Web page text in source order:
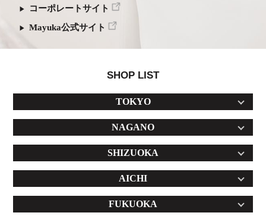
コーポレートサイト
Mayuka公式サイト
SHOP LIST
TOKYO
NAGANO
SHIZUOKA
AICHI
FUKUOKA